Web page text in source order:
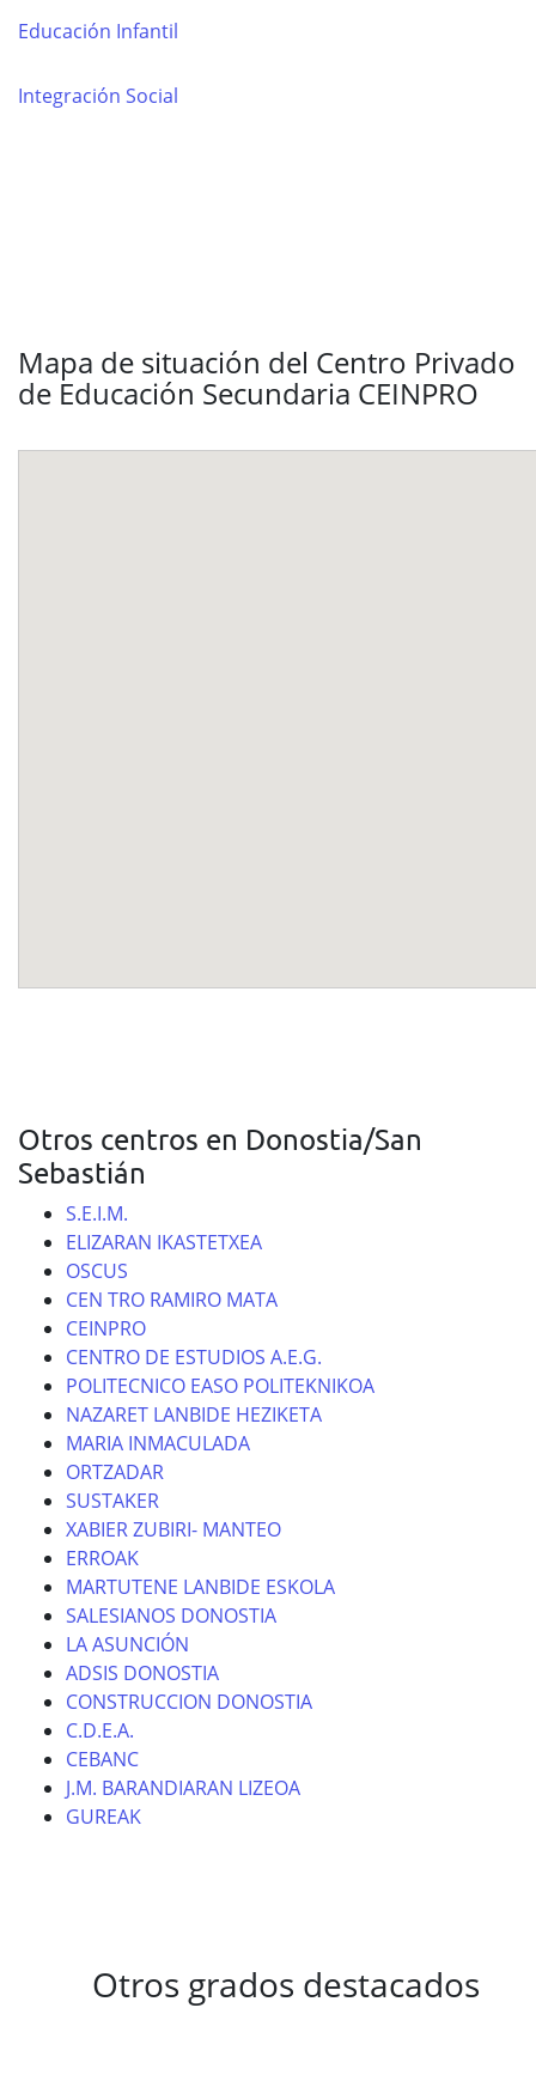
Educación Infantil
Integración Social
Mapa de situación del Centro Privado
de Educación Secundaria CEINPRO
Otros centros en Donostia/San
Sebastián
S.E.I.M.
ELIZARAN IKASTETXEA
OSCUS
CEN TRO RAMIRO MATA
CEINPRO
CENTRO DE ESTUDIOS A.E.G.
POLITECNICO EASO POLITEKNIKOA
NAZARET LANBIDE HEZIKETA
MARIA INMACULADA
ORTZADAR
SUSTAKER
XABIER ZUBIRI- MANTEO
ERROAK
MARTUTENE LANBIDE ESKOLA
SALESIANOS DONOSTIA
LA ASUNCIÓN
ADSIS DONOSTIA
CONSTRUCCION DONOSTIA
C.D.E.A.
CEBANC
J.M. BARANDIARAN LIZEOA
GUREAK
Otros grados destacados